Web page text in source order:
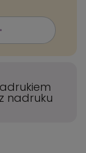
nadruku